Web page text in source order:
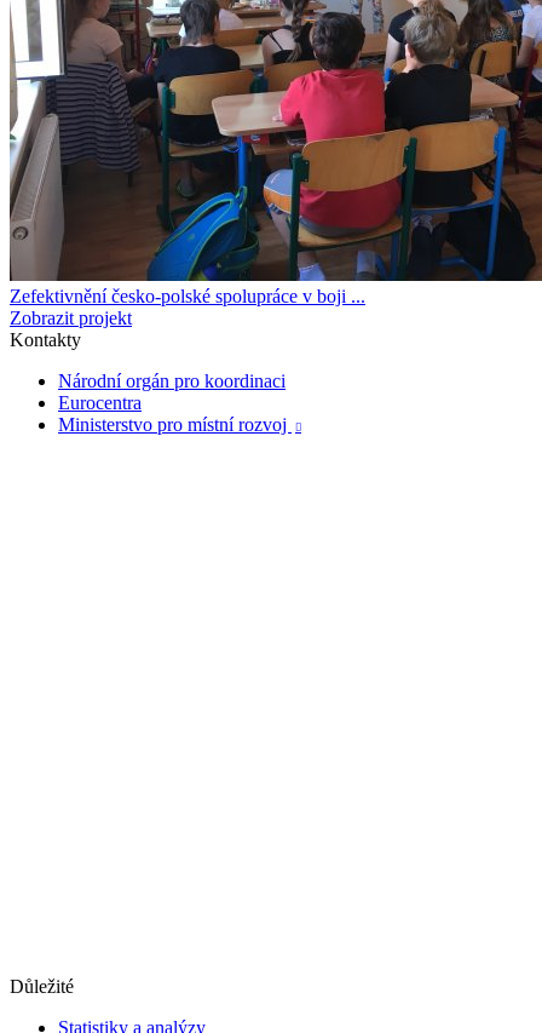
Zefektivnění česko-polské spolupráce v boji ...
Zobrazit projekt
Kontakty
Národní orgán pro koordinaci
Eurocentra
Ministerstvo pro místní rozvoj

Důležité
Statistiky a analýzy